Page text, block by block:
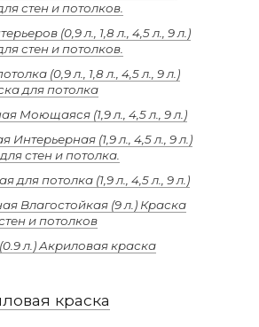
стен и потолков.
(0,9 л., 1,8 л., 4,5 л., 9 л.)
стен и потолков.
(0,9 л., 1,8 л., 4,5 л., 9 л.)
для потолка
Моющаяся (1,9 л., 4,5 л., 9 л.)
Интерьерная (1,9 л., 4,5 л., 9 л.)
стен и потолка.
для потолка (1,9 л., 4,5 л., 9 л.)
Влагостойкая (9 л.) Краска
и потолков
л.) Акриловая краска
краска